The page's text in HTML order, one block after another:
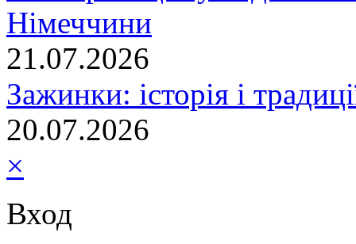
Німеччини
21.07.2026
Зажинки: історія і
20.07.2026
×
Вход